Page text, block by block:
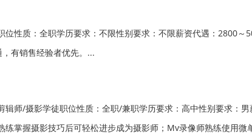
位性质：全职学历要求：不限性别要求：不限薪资代遇：2800
有销售经验者优先。...
辑师/摄影学徒职位性质：全职/兼职学历要求：高中性别要求：
练掌握摄影技巧后可轻松进步成为摄影师；Mv录像师熟练使用